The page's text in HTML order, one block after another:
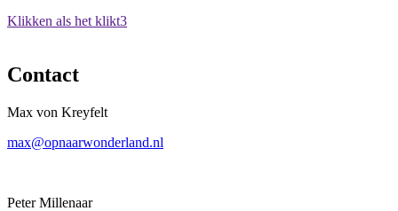
Klikken als het klikt
Contact
Max von Kreyfelt
max@opnaarwonderland.nl
Peter Millenaar